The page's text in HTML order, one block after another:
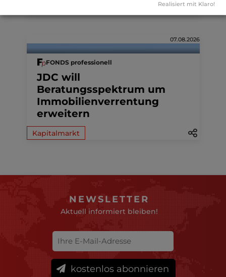
07.08.2026
FONDS professionell
JDC will
Beratungsspektrum um
Immobilienverrentung
erweitern
Kapitalmarkt
NEWSLETTER
Aktuell informiert bleiben!
kostenlos abonnieren
Realisiert mit Klaro!